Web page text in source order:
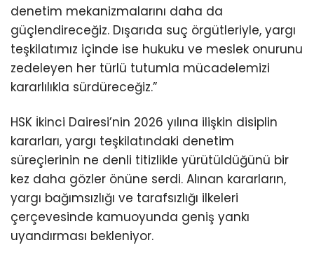
denetim mekanizmalarını daha da
güçlendireceğiz. Dışarıda suç örgütleriyle, yargı
teşkilatımız içinde ise hukuku ve meslek onurunu
zedeleyen her türlü tutumla mücadelemizi
kararlılıkla sürdüreceğiz.”
HSK İkinci Dairesi’nin 2026 yılına ilişkin disiplin
kararları, yargı teşkilatındaki denetim
süreçlerinin ne denli titizlikle yürütüldüğünü bir
kez daha gözler önüne serdi. Alınan kararların,
yargı bağımsızlığı ve tarafsızlığı ilkeleri
çerçevesinde kamuoyunda geniş yankı
uyandırması bekleniyor.